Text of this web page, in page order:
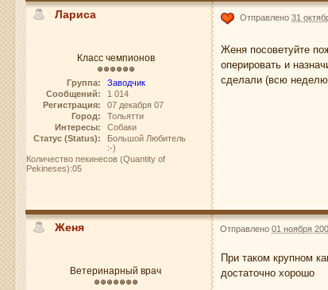
Лариса
Класс чемпионов
Группа:
Заводчик
Сообщений:
1 014
Регистрация:
07 декабря 07
Город:
Тольятти
Интересы:
Собаки
Статус (Status):
Большой Любитель
:-)
Количество пекинесов (Quantity of
Pekineses):05
Отправлено31
Женя посоветуйте
оперировать и
сделали (всю неделю
Женя
Ветеринарный врач
Отправлено01 ноября
При таком крупном
достаточно хорошо